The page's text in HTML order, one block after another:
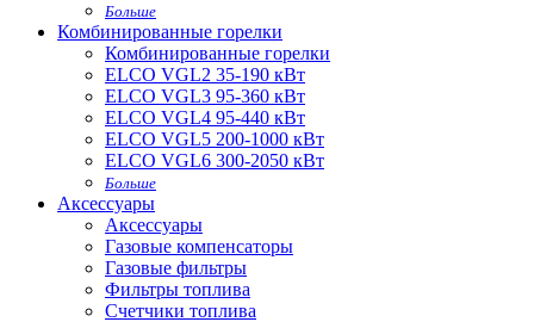
Больше
Комбинированные горелки
Комбинированные горелки
ELCO VGL2 35-190 кВт
ELCO VGL3 95-360 кВт
ELCO VGL4 95-440 кВт
ELCO VGL5 200-1000 кВт
ELCO VGL6 300-2050 кВт
Больше
Аксессуары
Аксессуары
Газовые компенсаторы
Газовые фильтры
Фильтры топлива
Счетчики топлива